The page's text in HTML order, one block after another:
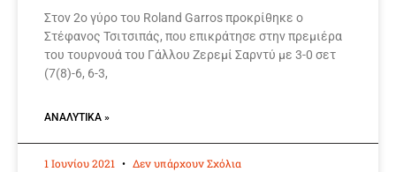
Στον 2ο γύρο του Roland Garros προκρίθηκε ο
Στέφανος Τσιτσιπάς, που επικράτησε στην πρεμιέρα
του τουρνουά του Γάλλου Zερεμί Σαρντύ με 3-0 σετ
(7(8)-6, 6-3,
ΑΝΑΛΥΤΙΚΆ »
1 Ιουνίου 2021 Δεν υπάρχουν Σχόλια